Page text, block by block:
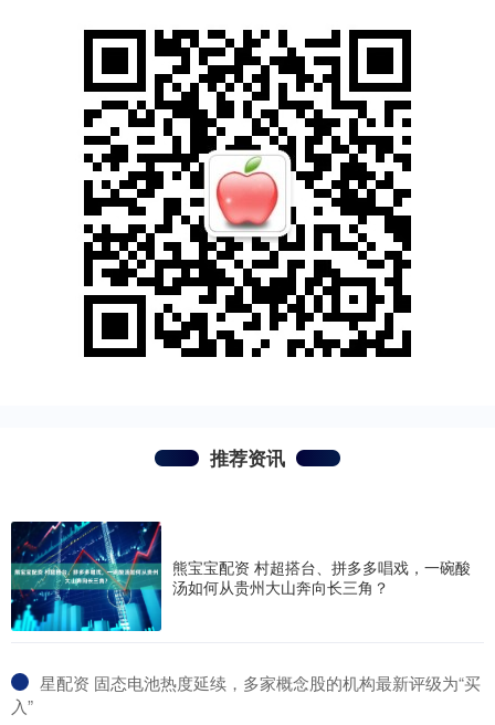
推荐资讯
熊宝宝配资 村超搭台、拼多多唱戏，一碗酸
汤如何从贵州大山奔向长三角？
​星配资 固态电池热度延续，多家概念股的机构最新评级为“买
入”